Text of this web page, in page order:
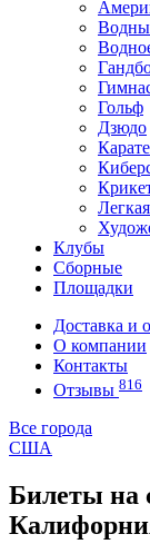
Гольф
Дзюдо
Карате
Клубы
Сборные
Площадки
Доставка и
О компании
Контакты
Отзывы 816
Все города
США
Билеты на